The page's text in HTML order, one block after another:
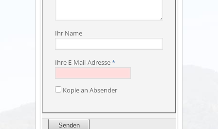
Ihr Name
Ihre E-Mail-Adresse*
Kopie an Absender